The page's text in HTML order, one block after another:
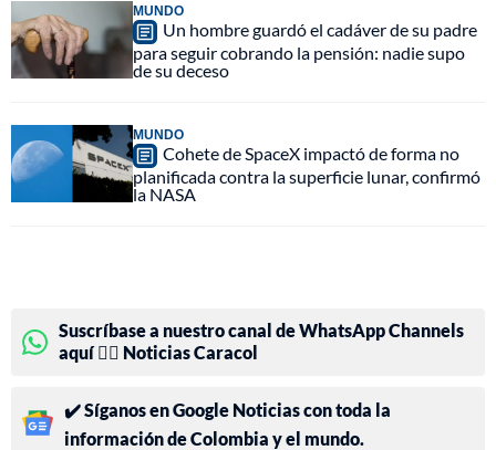
MUNDO
Un hombre guardó el cadáver de su padre
para seguir cobrando la pensión: nadie supo
de su deceso
MUNDO
Cohete de SpaceX impactó de forma no
planificada contra la superficie lunar, confirmó
la NASA
Suscríbase a nuestro canal de WhatsApp Channels
aquí 👉🏻 Noticias Caracol
✔️ Síganos en Google Noticias con toda la
información de Colombia y el mundo.